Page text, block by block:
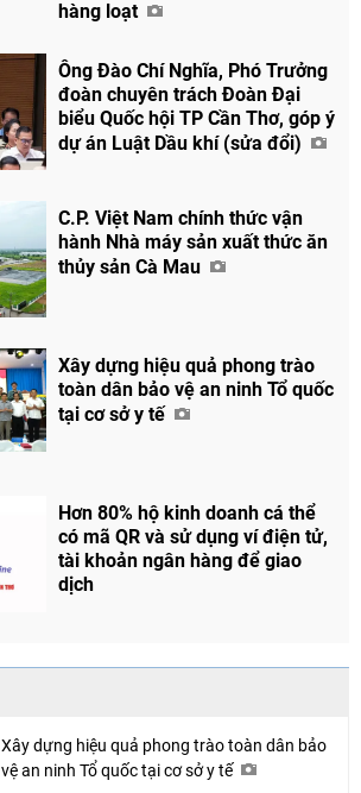
Facebook
hàng loạt
Ông Đào Chí Nghĩa, Phó Trưởng
đoàn chuyên trách Đoàn Đại
biểu Quốc hội TP Cần Thơ, góp ý
dự án Luật Dầu khí (sửa đổi)
C.P. Việt Nam chính thức vận
hành Nhà máy sản xuất thức ăn
thủy sản Cà Mau
Xây dựng hiệu quả phong trào
toàn dân bảo vệ an ninh Tổ quốc
tại cơ sở y tế
Hơn 80% hộ kinh doanh cá thể
có mã QR và sử dụng ví điện tử,
tài khoản ngân hàng để giao
dịch
Xây dựng hiệu quả phong trào toàn dân bảo
vệ an ninh Tổ quốc tại cơ sở y tế